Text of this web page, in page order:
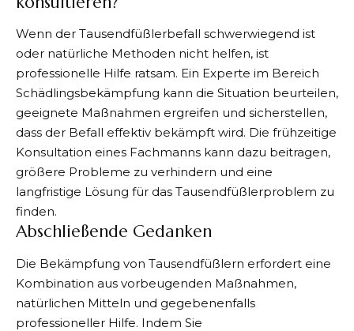
Wenn der Tausendfüßlerbefall schwerwiegend ist
oder natürliche Methoden nicht helfen, ist
professionelle Hilfe ratsam. Ein Experte im Bereich
Schädlingsbekämpfung kann die Situation beurteilen,
geeignete Maßnahmen ergreifen und sicherstellen,
dass der Befall effektiv bekämpft wird. Die frühzeitige
Konsultation eines Fachmanns kann dazu beitragen,
größere Probleme zu verhindern und eine
langfristige Lösung für das Tausendfüßlerproblem zu
finden.
Abschließende Gedanken
Die Bekämpfung von Tausendfüßlern erfordert eine
Kombination aus vorbeugenden Maßnahmen,
natürlichen Mitteln und gegebenenfalls
professioneller Hilfe. Indem Sie